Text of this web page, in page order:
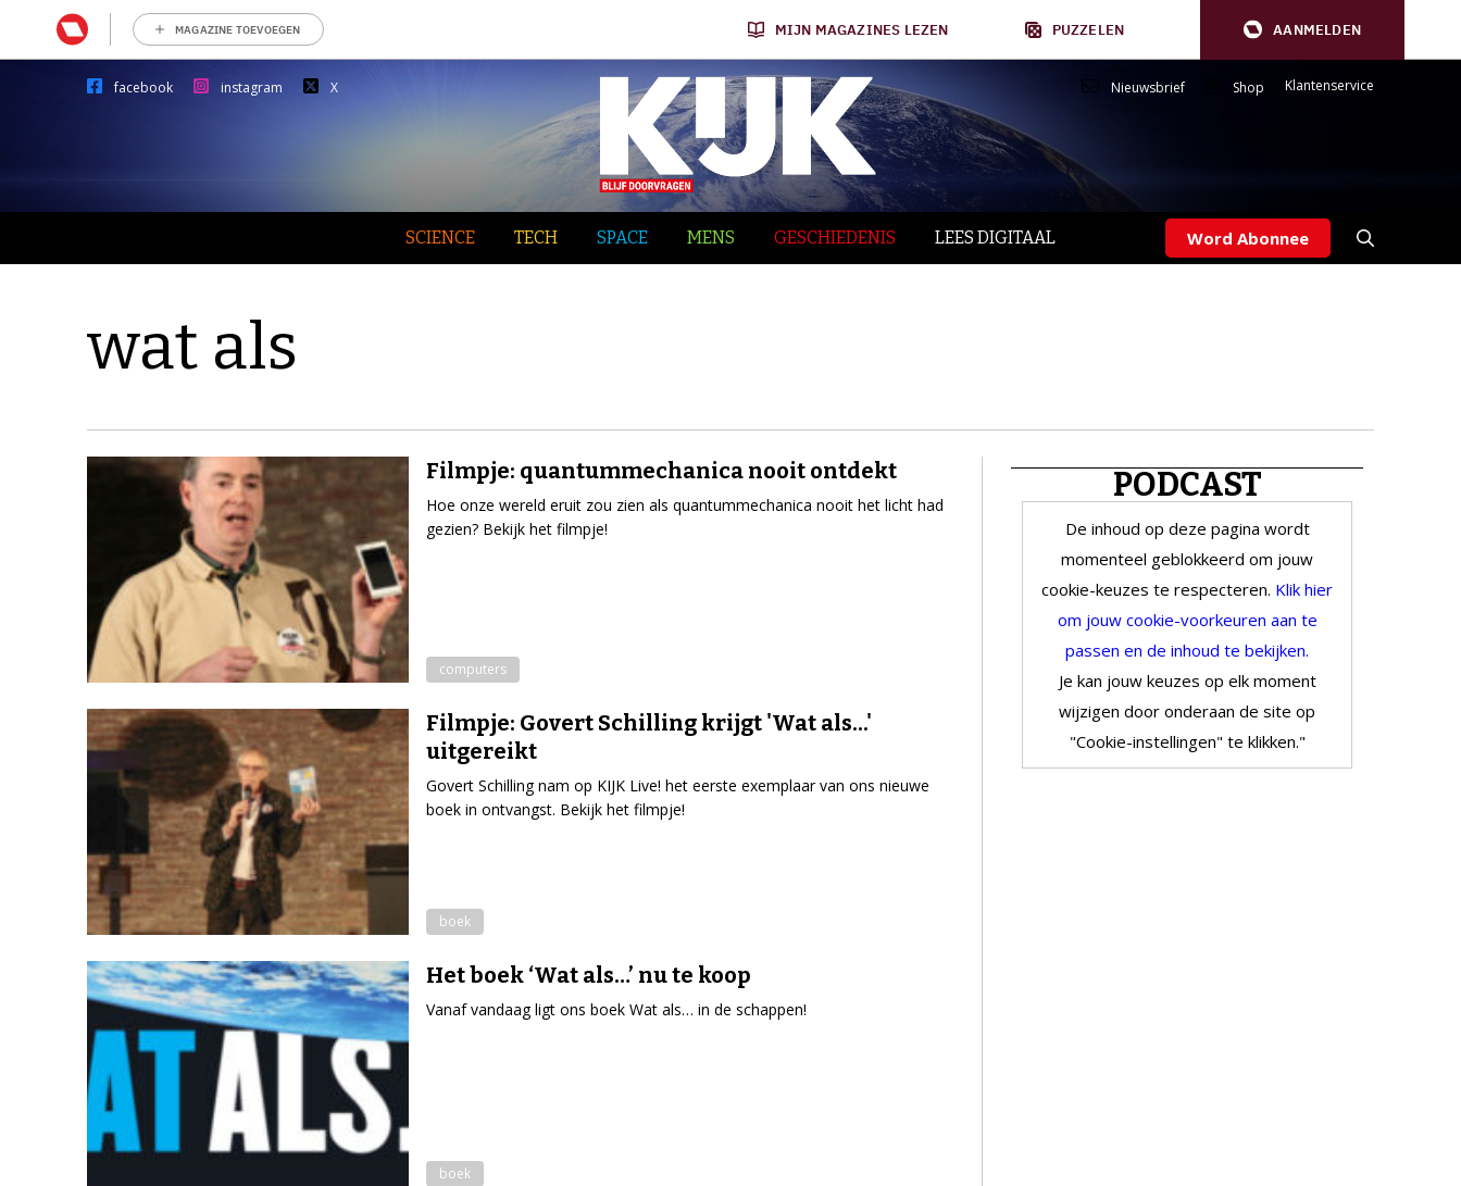
MAGAZINE TOEVOEGEN MIJN MAGAZINES LEZEN PUZZELEN AANMELDEN
facebook instagram X Nieuwsbrief Shop Klantenservice
SCIENCE TECH SPACE MENS GESCHIEDENIS LEES DIGITAAL Word Abonnee
wat als
Filmpje: quantummechanica nooit ontdekt
Hoe onze wereld eruit zou zien als quantummechanica nooit het licht had
gezien? Bekijk het filmpje!
computers
Filmpje: Govert Schilling krijgt 'Wat als...'
uitgereikt
Govert Schilling nam op KIJK Live! het eerste exemplaar van ons nieuwe
boek in ontvangst. Bekijk het filmpje!
boek
Het boek ‘Wat als…’ nu te koop
Vanaf vandaag ligt ons boek Wat als… in de schappen!
boek
PODCAST
De inhoud op deze pagina wordt
momenteel geblokkeerd om jouw
cookie-keuzes te respecteren. Klik hier
om jouw cookie-voorkeuren aan te
passen en de inhoud te bekijken.
Je kan jouw keuzes op elk moment
wijzigen door onderaan de site op
"Cookie-instellingen" te klikken."